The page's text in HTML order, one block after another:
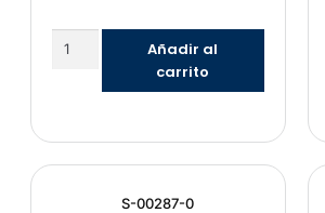
Añadir al
carrito
S-00287-0